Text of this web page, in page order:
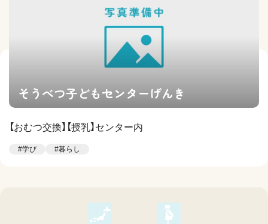
そうべつ子どもセンターげんき
【おむつ交換】【授乳】センター内
#学び #暮らし